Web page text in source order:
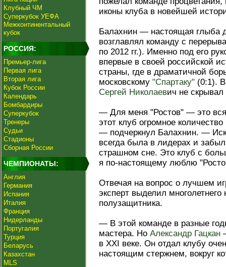
Клубный ЧМ
Суперкубок УЕФА
Межконтинентальный
кубок
РОССИЯ:
Премьер-лига
Первая лига
Вторая лига
Кубок России
Календарь
Бомбардиры
Суперкубок
Тренеры
Судьи
Стадионы
Сборная России
ЧЕМПИОНАТЫ:
Англия
Германия
Испания
Италия
Франция
Нидерланды
Португалия
Турция
Беларусь
Казахстан
MLS
иконы клуба в новейшей
Балахнин — настоящая глыба
возглавлял команду с
по 2012 гг.). Именно под его
впервые в своей российской
страны, где в драматичной
московскому "Спартаку" (0:1).
Сергей Николаевич не
— Для меня "Ростов" — это
этот клуб огромное
— подчеркнул Балахнин. —
всегда была в лидерах и
страшном сне. Это клуб с
я по-настоящему люблю
Отвечая на вопрос о лучшем
эксперт выделил многолетнего
полузащитника.
— В этой команде в разные
мастера. Но Александр Гацкан
в XXI веке. Он отдал клубу
настоящим стержнем, вокруг